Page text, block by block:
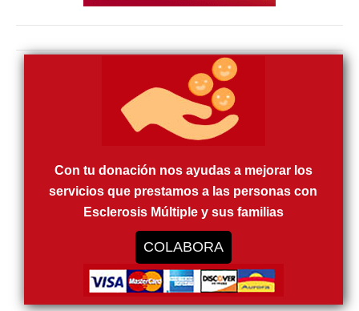
Con tu donación nos ayudas a mejorar los
servicios que prestamos a las personas con
Esclerosis Múltiple y sus familias
COLABORA